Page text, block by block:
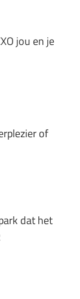
jou en je
of
dat het